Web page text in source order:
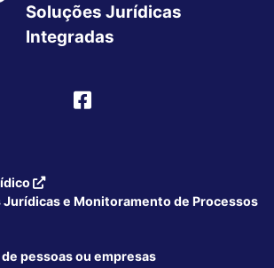
Soluções Jurídicas
Integradas
Jurídicas e Monitoramento de Processos
pessoas ou empresas